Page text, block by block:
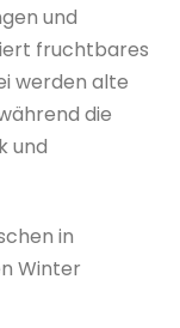
und
fruchtbares
werden alte
die
und
in
Winter